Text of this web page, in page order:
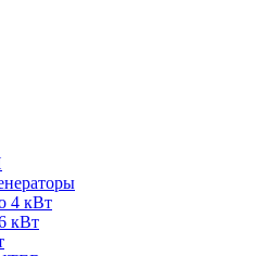
4 кВт
кВт